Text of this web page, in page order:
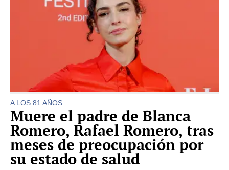
A LOS 81 AÑOS
Muere el padre de Blanca
Romero, Rafael Romero, tras
meses de preocupación por
su estado de salud